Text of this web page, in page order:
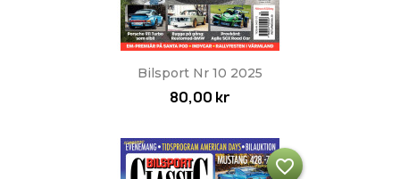
Bilsport Nr 10 2025
80,00 kr
favorite_border